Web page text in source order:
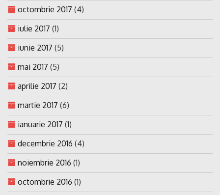
octombrie 2017 (4)
iulie 2017 (1)
iunie 2017 (5)
mai 2017 (5)
aprilie 2017 (2)
martie 2017 (6)
ianuarie 2017 (1)
decembrie 2016 (4)
noiembrie 2016 (1)
octombrie 2016 (1)